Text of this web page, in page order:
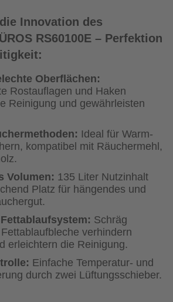
Innovation des
RS60100E – Perfektion
Oberflächen:
Rostauflagen und Haken
Reinigung und gewährleisten
Ideal für Warm-
kompatibel mit Räuchermehl,
Volumen: 135 Liter Nutzinhalt
Platz für hängendes und
Schräg
verhindern
erleichtern die Reinigung.
Einfache Temperatur- und
durch zwei Lüftungsschieber.